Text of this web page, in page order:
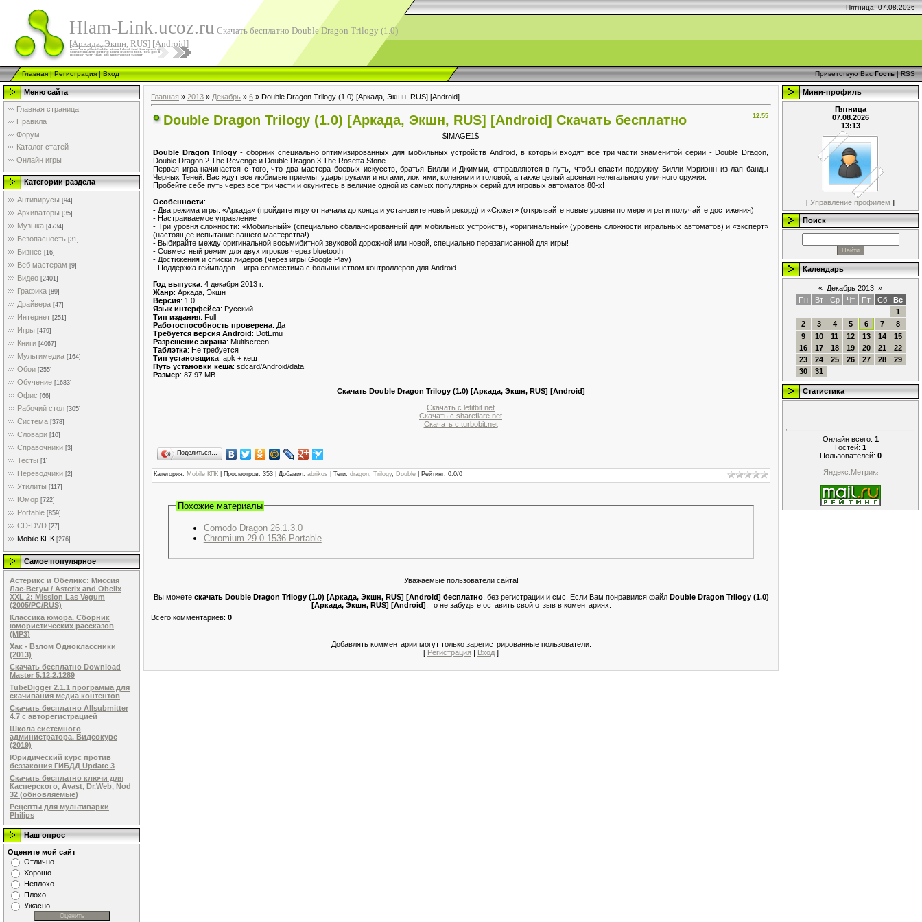
Пятница, 07.08.2026
Hlam-Link.ucoz.ru Скачать бесплатно Double Dragon Trilogy (1.0)
[Аркада, Экшн, RUS] [Android]
Главная|Регистрация|Вход Приветствую Вас Гость|RSS
Меню сайта
Главная страница
Правила
Форум
Каталог статей
Онлайн игры
Категории раздела
Антивирусы [94]
Архиваторы [35]
Музыка [4734]
Безопасность [31]
Бизнес [16]
Веб мастерам [9]
Видео [2401]
Графика [89]
Драйвера [47]
Интернет [251]
Игры [479]
Книги [4067]
Мультимедиа [164]
Обои [255]
Обучение [1683]
Офис [66]
Рабочий стол [305]
Система [378]
Словари [10]
Справочники [3]
Тесты [1]
Переводчики [2]
Утилиты [117]
Юмор [722]
Portable [859]
CD-DVD [27]
Mobile КПК [276]
Самое популярное
Астерикс и Обеликс: Миссия
Лас-Вегум / Asterix and Obelix
XXL 2: Mission Las Vegum
(2005/PC/RUS)
Классика юмора. Сборник
юмористических рассказов
(MP3)
Хак - Взлом Одноклассники
(2013)
Скачать бесплатно Download
Master 5.12.2.1289
TubeDigger 2.1.1 программа для
скачивания медиа контентов
Скачать бесплатно Allsubmitter
4.7 с авторегистрацией
Школа системного
администратора. Видеокурс
(2019)
Юридический курс против
беззакония ГИБДД Update 3
Скачать бесплатно ключи для
Касперского, Avast, Dr.Web, Nod
32 (обновляемые)
Рецепты для мультиварки
Philips
Наш опрос
Оцените мой сайт
Отлично
Хорошо
Неплохо
Плохо
Ужасно
Главная » 2013 » Декабрь » 6 » Double Dragon Trilogy (1.0) [Аркада, Экшн, RUS] [Android]
12:55
Double Dragon Trilogy (1.0) [Аркада, Экшн, RUS] [Android] Скачать бесплатно
$IMAGE1$
Double Dragon Trilogy - сборник специально оптимизированных для мобильных устройств Android, в который входят все три части знаменитой серии - Double Dragon,
Double Dragon 2 The Revenge и Double Dragon 3 The Rosetta Stone.
Первая игра начинается с того, что два мастера боевых искусств, братья Билли и Джимми, отправляются в путь, чтобы спасти подружку Билли Мэриэнн из лап банды
Черных Теней. Вас ждут все любимые приемы: удары руками и ногами, локтями, коленями и головой, а также целый арсенал нелегального уличного оружия.
Пробейте себе путь через все три части и окунитесь в величие одной из самых популярных серий для игровых автоматов 80-х!
Особенности:
- Два режима игры: «Аркада» (пройдите игру от начала до конца и установите новый рекорд) и «Сюжет» (открывайте новые уровни по мере игры и получайте достижения)
- Настраиваемое управление
- Три уровня сложности: «Мобильный» (специально сбалансированный для мобильных устройств), «оригинальный» (уровень сложности игральных автоматов) и «эксперт»
(настоящее испытание вашего мастерства!)
- Выбирайте между оригинальной восьмибитной звуковой дорожной или новой, специально перезаписанной для игры!
- Совместный режим для двух игроков через bluetooth
- Достижения и списки лидеров (через игры Google Play)
- Поддержка геймпадов – игра совместима с большинством контроллеров для Android
Год выпуска: 4 декабря 2013 г.
Жанр: Аркада, Экшн
Версия: 1.0
Язык интерфейса: Русский
Тип издания: Full
Работоспособность проверена: Да
Требуется версия Android: DotEmu
Разрешение экрана: Multiscreen
Таблэтка: Не требуется
Тип установщика: apk + кеш
Путь установки кеша: sdcard/Android/data
Размер: 87.97 MB
Скачать Double Dragon Trilogy (1.0) [Аркада, Экшн, RUS] [Android]
Скачать с letitbit.net
Скачать с shareflare.net
Скачать с turbobit.net
Поделиться…
Категория: Mobile КПК Просмотров: 353 | Добавил: abrikos Теги: dragon Trilogy, Double Рейтинг: 0.0/0
Похожие материалы
Comodo Dragon 26.1.3.0
Chromium 29.0.1536 Portable
Уважаемые пользователи сайта!
Вы можете скачать Double Dragon Trilogy (1.0) [Аркада, Экшн, RUS] [Android] бесплатно, без регистрации и смс. Если Вам понравился файл Double Dragon Trilogy (1.0)
[Аркада, Экшн, RUS] [Android]
, то не забудьте оставить свой отзыв в коментариях.
Всего комментариев: 0
Добавлять комментарии могут только зарегистрированные пользователи.
[ Регистрация Вход ]
Мини-профиль
Пятница
07.08.2026
13:13
[ Управление профилем ]
Поиск
Календарь
« Декабрь 2013 »
Пн
Вт Ср Чт Пт Сб
Вс
1
2
3 4 5 6 7
8
9
10 11 12 13 14
15
16
17 18 19 20 21
22
23
24 25 26 27 28
29
30
31
Статистика
Онлайн всего: 1
Гостей: 1
Пользователей: 0